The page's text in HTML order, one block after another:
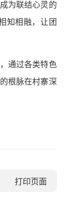
为联结心灵的
知相融，让团
通过各类特色
根脉在村寨深